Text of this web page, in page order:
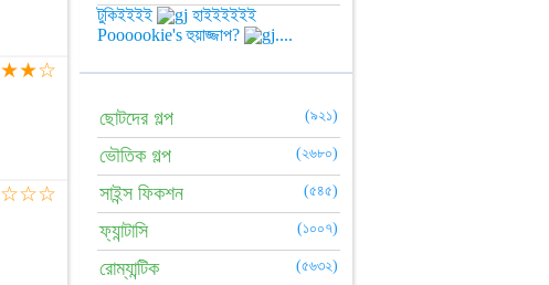
★★☆
☆☆☆
টুকিইইইই
হাইইইইইই
Poooookie's হুয়াজ্জাপ?
....
ছোটদের গল্প (৯২১)
ভৌতিক গল্প (২৬৮০)
সাইন্স ফিকশন (৫৪৫)
ফ্যান্টাসি (১০০৭)
রোম্যান্টিক (৫৬৩২)